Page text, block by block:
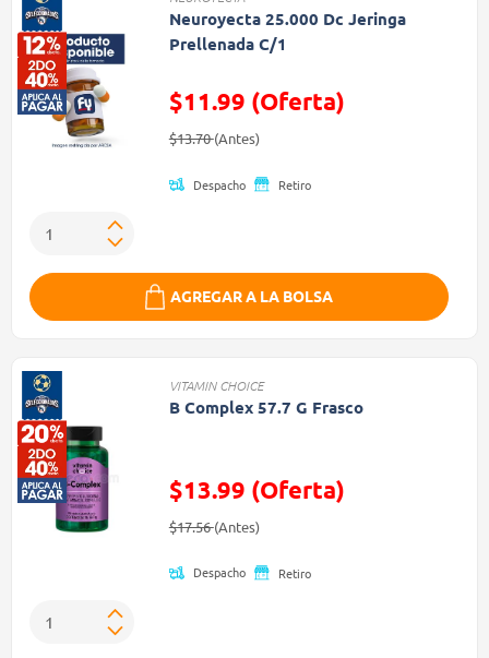
Neuroyecta 25.000 Dc Jeringa
Prellenada C/1
$11.99 (Oferta)
Precio reducido de
$13.70(Antes)(Oferta)
Despacho Retiro
AGREGAR A LA BOLSA
VITAMIN CHOICE
B Complex 57.7 G Frasco
$13.99 (Oferta)
Precio reducido de
$17.56(Antes)(Oferta)
Despacho Retiro